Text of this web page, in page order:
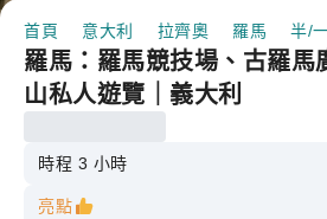
首頁 意大利 拉齊奧 羅馬 半/
羅馬：羅馬競技場、古羅馬
山私人遊覽｜義大利
時程 3 小時
亮點